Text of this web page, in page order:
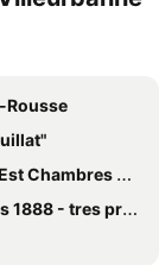
d'Hôtes
- tres proche Lyon